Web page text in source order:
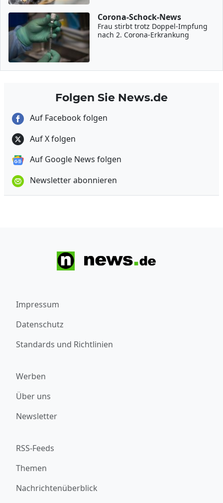
Corona-Schock-News
Frau stirbt trotz Doppel-Impfung
nach 2. Corona-Erkrankung
Folgen Sie News.de
Auf Facebook folgen
Auf X folgen
Auf Google News folgen
Newsletter abonnieren
Impressum
Datenschutz
Standards und Richtlinien
Werben
Über uns
Newsletter
RSS-Feeds
Themen
Nachrichtenüberblick